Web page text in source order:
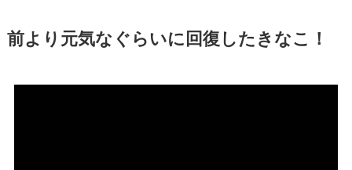
前より元気なぐらいに回復したきなこ！